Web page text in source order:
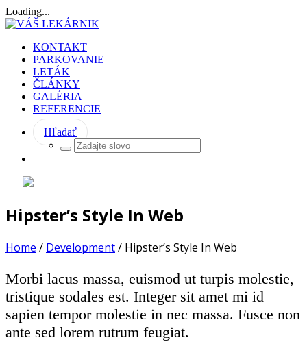
Loading...
KONTAKT
PARKOVANIE
LETÁK
ČLÁNKY
GALÉRIA
REFERENCIE
Hľadať
Hipster’s Style In Web
Home / Development/ Hipster’s Style In Web
Morbi lacus massa, euismod ut turpis molestie,
tristique sodales est. Integer sit amet mi id
sapien tempor molestie in nec massa. Fusce non
ante sed lorem rutrum feugiat.